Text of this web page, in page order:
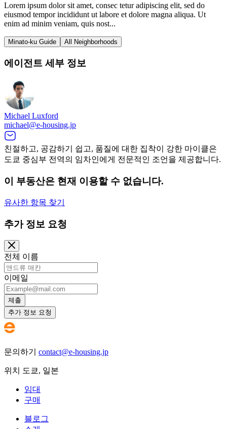
Lorem ipsum dolor sit amet, consec tetur adipiscing elit, sed do
eiusmod tempor incididunt ut labore et dolore magna aliqua. Ut
enim ad minim veniam, quis nost...
Minato-ku Guide All Neighborhoods
에이전트 세부 정보
Michael Luxford
michael@e-housing.jp
친절하고, 공감하기 쉽고, 품질에 대한 집착이 강한 마이클은
도쿄 중심부 전역의 임차인에게 전문적인 조언을 제공합니다.
이 부동산은 현재 이용할 수 없습니다.
유사한 항목 찾기
추가 정보 요청
전체 이름
이메일
제출
추가 정보 요청
문의하기 contact@e-housing.jp
위치 도쿄, 일본
임대
구매
블로그